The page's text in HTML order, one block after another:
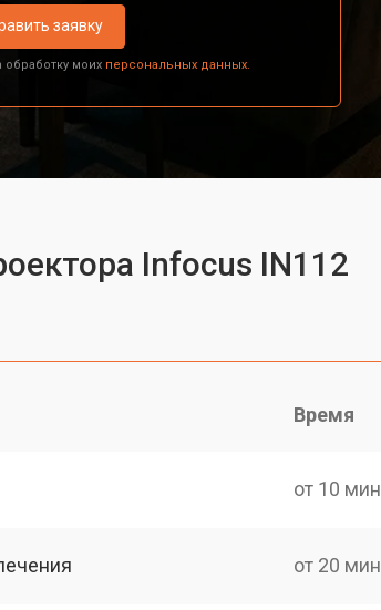
заявку
моих персональных данных.
Infocus IN112
Время
от 10 мин
от 20 мин